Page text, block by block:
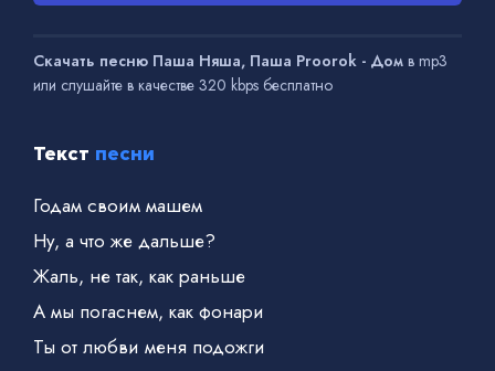
Скачать песню Паша Няша, Паша Proorok - Дом в mp3
или слушайте в качестве 320 kbps бесплатно
Текст песни
Годам своим машем
Ну, а что же дальше?
Жаль, не так, как раньше
А мы погаснем, как фонари
Ты от любви меня подожги